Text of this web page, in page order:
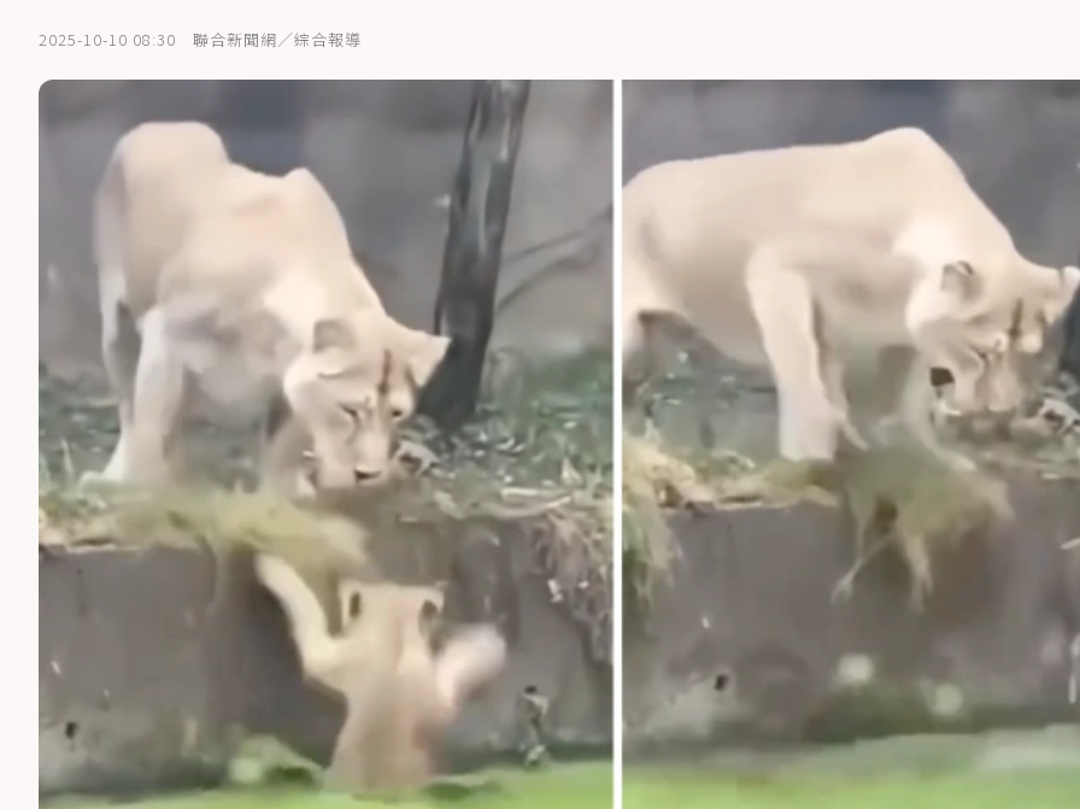
2025-10-10 08:30 聯合新聞網／綜合報導